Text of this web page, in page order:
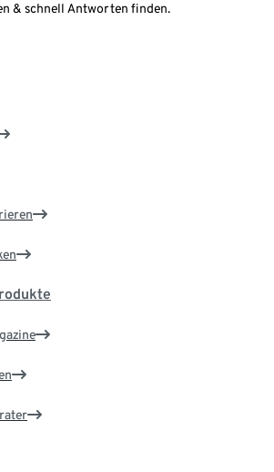
& schnell Antworten finden.